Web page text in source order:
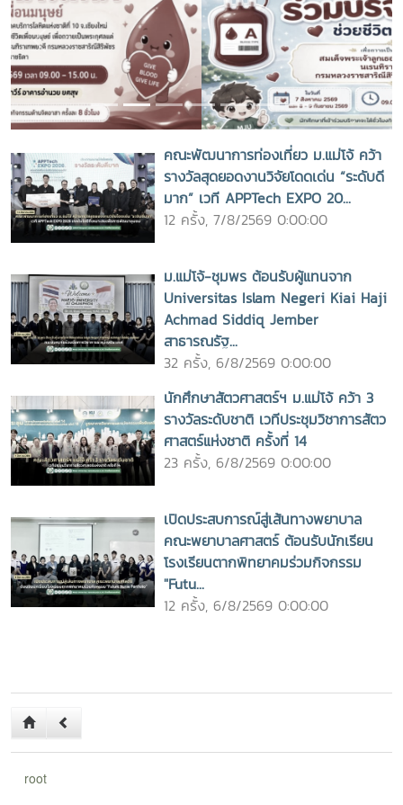
Previous Next
คณะพัฒนาการท่องเที่ยว ม.แม่โจ้ คว้า
รางวัลสุดยอดงานวิจัยโดดเด่น “ระดับดี
มาก” เวที APPTech EXPO 20...
12 ครั้ง, 7/8/2569 0:00:00
ม.แม่โจ้-ชุมพร ต้อนรับผู้แทนจาก
Universitas Islam Negeri Kiai Haji
Achmad Siddiq Jember
สาธารณรัฐ...
32 ครั้ง, 6/8/2569 0:00:00
นักศึกษาสัตวศาสตร์ฯ ม.แม่โจ้ คว้า 3
รางวัลระดับชาติ เวทีประชุมวิชาการสัตว
ศาสตร์แห่งชาติ ครั้งที่ 14
23 ครั้ง, 6/8/2569 0:00:00
เปิดประสบการณ์สู่เส้นทางพยาบาล
คณะพยาบาลศาสตร์ ต้อนรับนักเรียน
โรงเรียนตากพิทยาคมร่วมกิจกรรม
"Futu...
12 ครั้ง, 6/8/2569 0:00:00